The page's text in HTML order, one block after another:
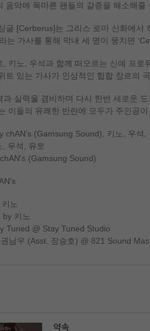
음악에 목마른 팬들의 갈증을 해소해줄
글 [Cerberus]는 그리스 로마 신화에서
는 가사를 통해 막내 세 명이 뭉치면
, 키노, 우석과 함께 떠오르는 신예 프로
트 있는 가사가 인상적인 힙합 장르의
과 실력을 겸비하며 다시 한번 새로운
이들의 유쾌한 반란에 모두가 주인공이
chAN's (Gamsung Sound), 키노, 우석,
, 우석, 유토
(Gamsung Sound)
노
by 키노
Tuned @ Stay Tuned Studio
남우 (Asst. 장승호) @ 821 Sound
약속